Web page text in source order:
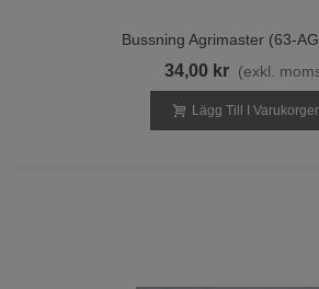
Bussning Agrimaster (63-
34,00 kr (exkl.
Lägg Till I